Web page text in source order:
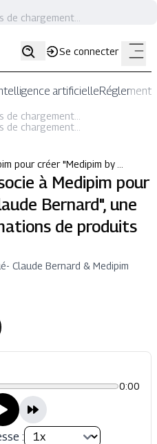
chargement...
Se connecter
artificielle
chargement...
chargement...
pour créer "Medipim by …
à Medipim pour
Bernard", une
de produits
- Claude Bernard & Medipim
0:00
: